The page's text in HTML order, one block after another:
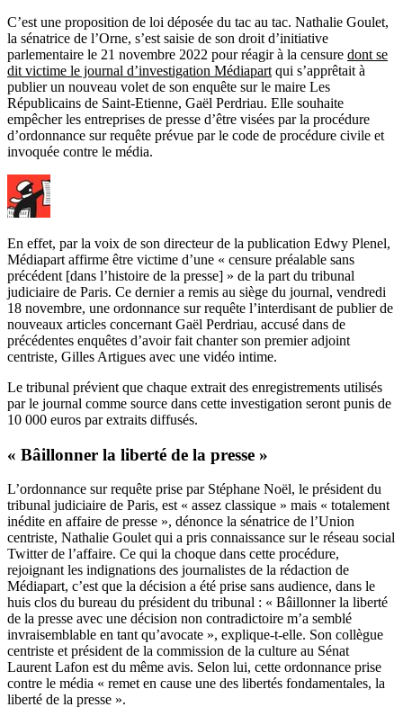
C’est une proposition de loi déposée du tac au tac. Nathalie Goulet,
la sénatrice de l’Orne, s’est saisie de son droit d’initiative
parlementaire le 21 novembre 2022 pour réagir à la censure dont se
dit victime le journal d’investigation Médiapart qui s’apprêtait à
publier un nouveau volet de son enquête sur le maire Les
Républicains de Saint-Etienne, Gaël Perdriau. Elle souhaite
empêcher les entreprises de presse d’être visées par la procédure
d’ordonnance sur requête prévue par le code de procédure civile et
invoquée contre le média.
En effet, par la voix de son directeur de la publication Edwy Plenel,
Médiapart affirme être victime d’une « censure préalable sans
précédent [dans l’histoire de la presse] » de la part du tribunal
judiciaire de Paris. Ce dernier a remis au siège du journal, vendredi
18 novembre, une ordonnance sur requête l’interdisant de publier de
nouveaux articles concernant Gaël Perdriau, accusé dans de
précédentes enquêtes d’avoir fait chanter son premier adjoint
centriste, Gilles Artigues avec une vidéo intime.
Le tribunal prévient que chaque extrait des enregistrements utilisés
par le journal comme source dans cette investigation seront punis de
10 000 euros par extraits diffusés.
« Bâillonner la liberté de la presse »
L’ordonnance sur requête prise par Stéphane Noël, le président du
tribunal judiciaire de Paris, est « assez classique » mais « totalement
inédite en affaire de presse », dénonce la sénatrice de l’Union
centriste, Nathalie Goulet qui a pris connaissance sur le réseau social
Twitter de l’affaire. Ce qui la choque dans cette procédure,
rejoignant les indignations des journalistes de la rédaction de
Médiapart, c’est que la décision a été prise sans audience, dans le
huis clos du bureau du président du tribunal : « Bâillonner la liberté
de la presse avec une décision non contradictoire m’a semblé
invraisemblable en tant qu’avocate », explique-t-elle. Son collègue
centriste et président de la commission de la culture au Sénat
Laurent Lafon est du même avis. Selon lui, cette ordonnance prise
contre le média « remet en cause une des libertés fondamentales, la
liberté de la presse ».